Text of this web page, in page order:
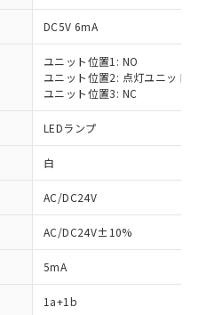
DC5V 6mA
ユニット位置1: NO
ユニット位置2: 点灯ユニット
ユニット位置3: NC
LEDランプ
白
AC/DC24V
AC/DC24V±10%
5mA
1a+1b